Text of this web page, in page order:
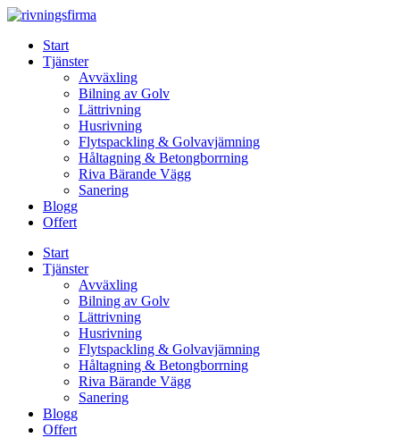
Skip
contentStart
Tjänster
Avväxling
Bilning av Golv
Lättrivning
Husrivning
Flytspackling & Golvavjämning
Håltagning & Betongborrning
Riva Bärande Vägg
Sanering
Blogg
Offert
Start
Tjänster
Avväxling
Bilning av Golv
Lättrivning
Husrivning
Flytspackling & Golvavjämning
Håltagning & Betongborrning
Riva Bärande Vägg
Sanering
Blogg
Offert